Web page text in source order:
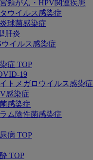
頸がん・HPV関連疾患
ウイルス感染症
球菌感染症
肝炎
ウイルス感染症
症 TOP
19
トメガロウイルス感染症
感染症
感染症
ム陰性菌感染症
病 TOP
TOP